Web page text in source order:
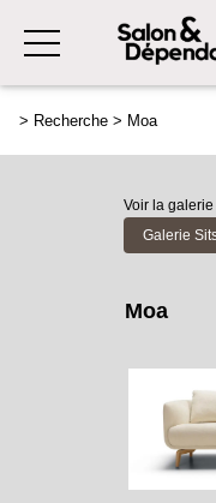
> Recherche > Moa
Voir la
Galerie
Moa